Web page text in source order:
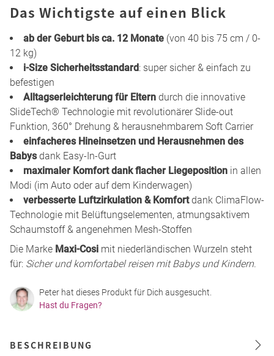
Das Wichtigste auf einen Blick
ab der Geburt bis ca. 12 Monate (von 40 bis 75 cm / 0-
12 kg)
i-Size Sicherheitsstandard: super sicher & einfach zu
befestigen
Alltagserleichterung für Eltern durch die innovative
SlideTech® Technologie mit revolutionärer Slide-out
Funktion, 360° Drehung & herausnehmbarem Soft Carrier
einfacheres Hineinsetzen und Herausnehmen des
Babysdank Easy-In-Gurt
maximaler Komfort dank flacher Liegeposition in allen
Modi (im Auto oder auf dem Kinderwagen)
verbesserte Luftzirkulation & Komfortdank ClimaFlow-
Technologie mit Belüftungselementen, atmungsaktivem
Schaumstoff & angenehmen Mesh-Stoffen
Die Marke Maxi-Cosi mit niederländischen Wurzeln steht
für: Sicher und komfortabel reisen mit Babys und Kindern.
Peter hat dieses Produkt für Dich ausgesucht.
Hast du Fragen?
BESCHREIBUNG